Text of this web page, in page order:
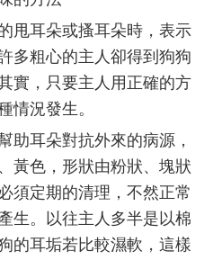
耳朵或搔耳朵時，表示
多粗心的主人卻得到狗狗
實，只要主人用正確的方
情況發生。
耳朵對抗外來的病源，
黃色，形狀由粉狀、塊狀
須定期的清理，不然正常
生。以往主人多半是以棉
的耳垢若比較濕軟，這樣